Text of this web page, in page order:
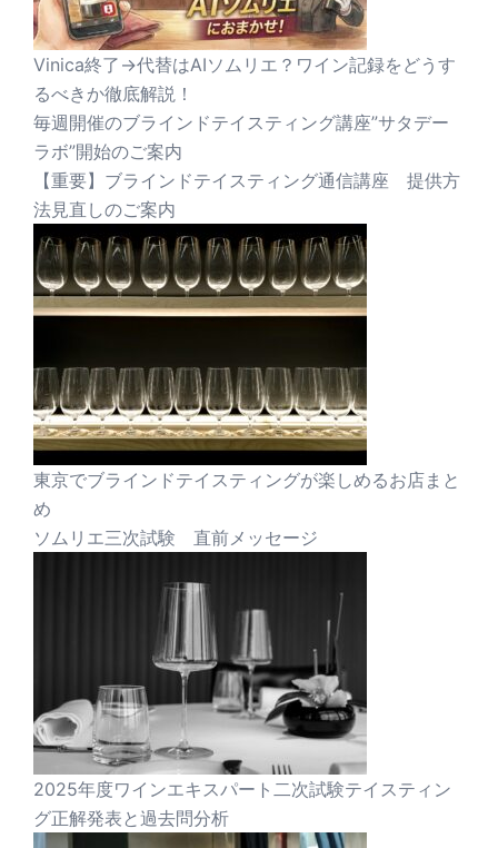
Vinica終了→代替はAIソムリエ？ワイン記録をどうす
るべきか徹底解説！
毎週開催のブラインドテイスティング講座”サタデー
ラボ”開始のご案内
【重要】ブラインドテイスティング通信講座 提供方
法見直しのご案内
東京でブラインドテイスティングが楽しめるお店まと
め
ソムリエ三次試験 直前メッセージ
2025年度ワインエキスパート二次試験テイスティン
グ正解発表と過去問分析